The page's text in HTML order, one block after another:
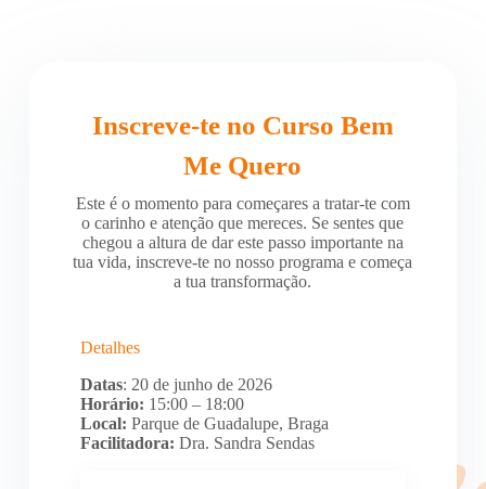
Inscreve-te no Curso Bem
Me Quero
Este é o momento para começares a tratar-te com
o carinho e atenção que mereces. Se sentes que
chegou a altura de dar este passo importante na
tua vida, inscreve-te no nosso programa e começa
a tua transformação.
Detalhes
Datas: 20 de junho de 2026
Horário: 15:00 – 18:00
Local: Parque de Guadalupe, Braga
Facilitadora: Dra. Sandra Sendas